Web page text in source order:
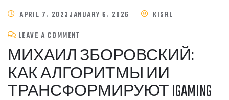
APRIL 7, 2023JANUARY 6, 2026
KISRL
LEAVE A COMMENT
МИХАИЛ ЗБОРОВСКИЙ:
КАК АЛГОРИТМЫ ИИ
ТРАНСФОРМИРУЮТ IGAMING